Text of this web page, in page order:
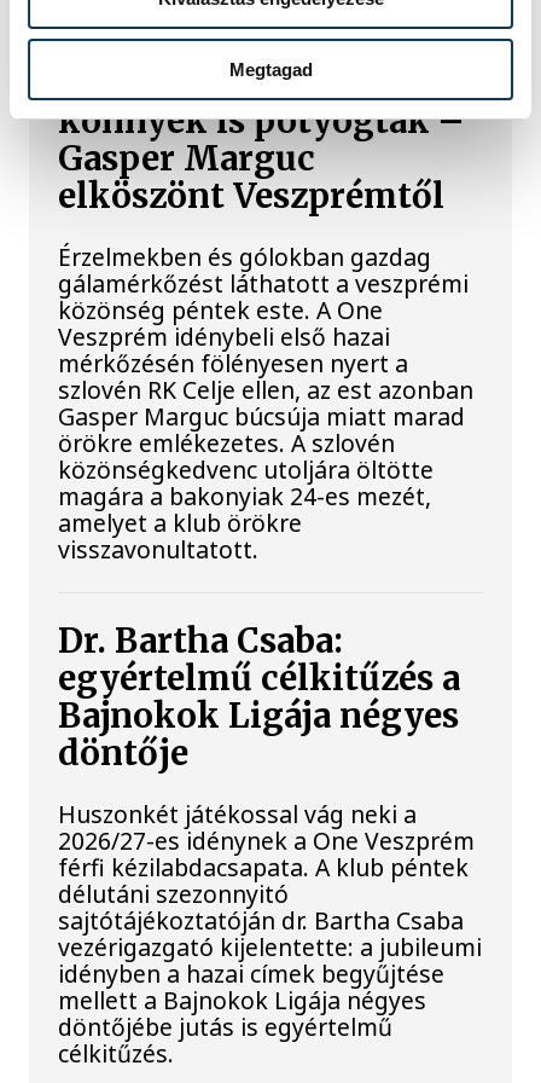
Megtagad
A gólok mellett a
könnyek is potyogtak –
Gasper Marguc
elköszönt Veszprémtől
Érzelmekben és gólokban gazdag
gálamérkőzést láthatott a veszprémi
közönség péntek este. A One
Veszprém idénybeli első hazai
mérkőzésén fölényesen nyert a
szlovén RK Celje ellen, az est azonban
Gasper Marguc búcsúja miatt marad
örökre emlékezetes. A szlovén
közönségkedvenc utoljára öltötte
magára a bakonyiak 24-es mezét,
amelyet a klub örökre
visszavonultatott.
Dr. Bartha Csaba:
egyértelmű célkitűzés a
Bajnokok Ligája négyes
döntője
Huszonkét játékossal vág neki a
2026/27-es idénynek a One Veszprém
férfi kézilabdacsapata. A klub péntek
délutáni szezonnyitó
sajtótájékoztatóján dr. Bartha Csaba
vezérigazgató kijelentette: a jubileumi
idényben a hazai címek begyűjtése
mellett a Bajnokok Ligája négyes
döntőjébe jutás is egyértelmű
célkitűzés.